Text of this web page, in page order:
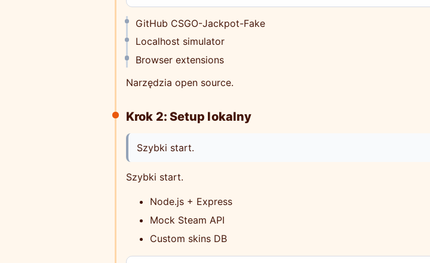
GitHub CSGO-Jackpot-Fake
Localhost simulator
Browser extensions
Narzędzia open source.
Krok 2: Setup lokalny
Szybki start.
Szybki start.
Node.js + Express
Mock Steam API
Custom skins DB